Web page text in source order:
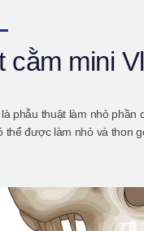
mini
phẫu thuật làm nhỏ
được làm nhỏ và thon